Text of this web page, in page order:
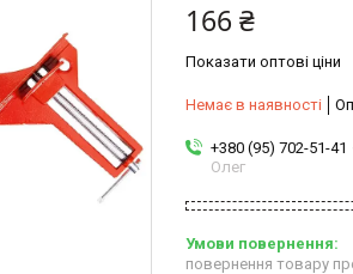
166 ₴
Показати оптові ціни
Немає в наявності
+380 (95) 702-51-41
Олег
повернення товару